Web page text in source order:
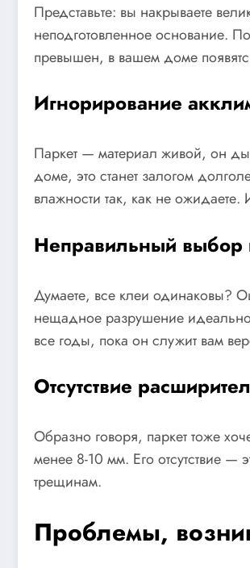
Представьте: вы накрываете
неподготовленное основание.
превышен, в вашем доме
Игнорирование
Паркет — материал живой, он
доме, это станет залогом
влажности так, как не
Неправильный
Думаете, все клеи одинаковы?
нещадное разрушение
все годы, пока он служит вам
Отсутствие
Образно говоря, паркет тоже
менее 8-10 мм. Его отсутствие —
трещинам.
Проблемы,